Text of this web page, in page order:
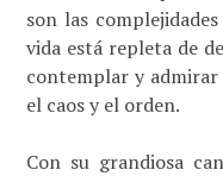
son las
vida está repleta de
contemplar y
el caos y el orden.
Con su grandiosa